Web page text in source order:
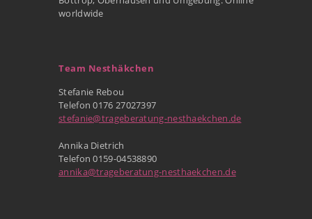
worldwide
Team Nesthäkchen
Stefanie Rebou
Telefon 0176 27027397
stefanie@trageberatung-nesthaekchen.de
Annika Dietrich
Telefon 0159-04538890
annika@trageberatung-nesthaekchen.de